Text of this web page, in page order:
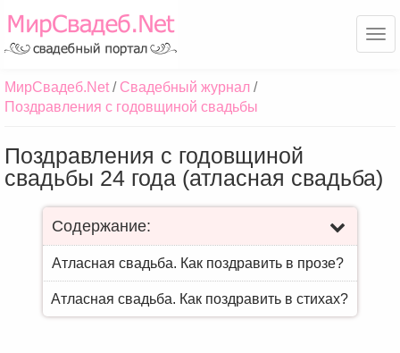
МирСвадеб.Net
Свадебный журнал
Поздравления с годовщиной свадьбы
Поздравления с годовщиной
свадьбы 24 года (атласная свадьба)
Содержание:
Атласная свадьба. Как поздравить в прозе?
Атласная свадьба. Как поздравить в стихах?